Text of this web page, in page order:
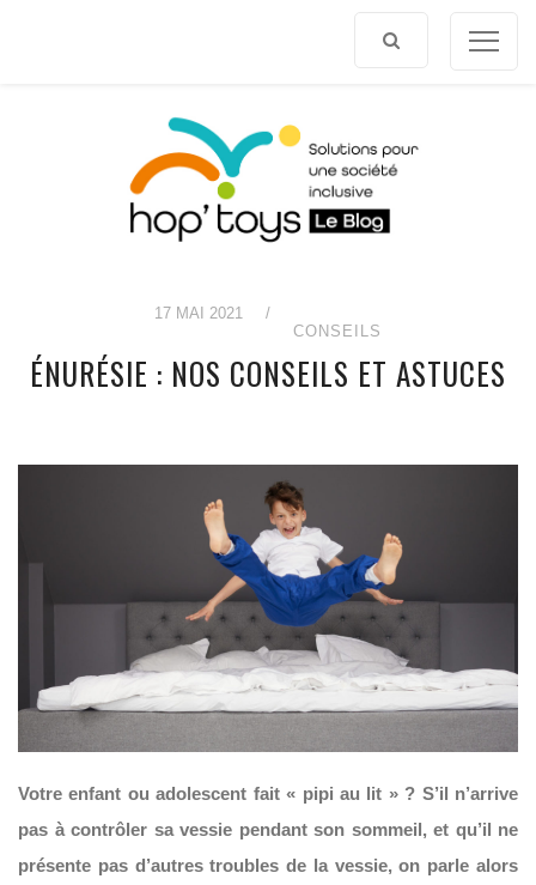
17 MAI 2021
/
CONSEILS
ÉNURÉSIE : NOS CONSEILS ET ASTUCES
Votre enfant ou adolescent fait « pipi au lit » ? S’il n’arrive
pas à contrôler sa vessie pendant son sommeil, et qu’il ne
présente pas d’autres troubles de la vessie, on parle alors